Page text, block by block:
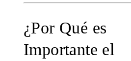
¿Por Qué es
Importante el